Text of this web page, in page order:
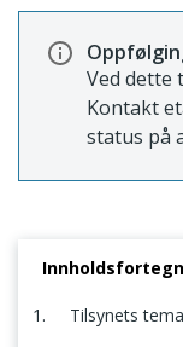
Ved dette
Kontakt
status på
1. Tilsynets